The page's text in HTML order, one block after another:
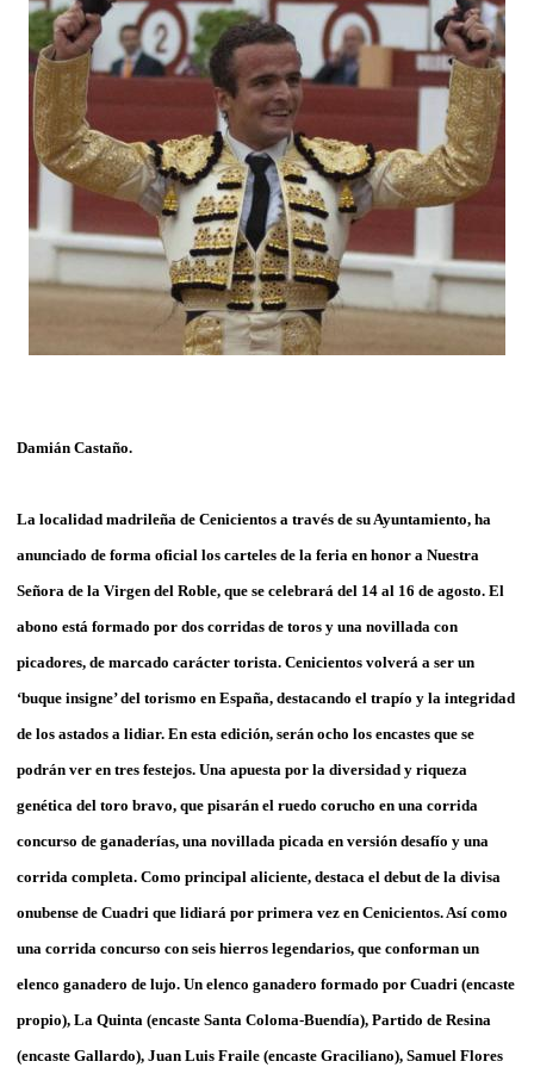
Damián Castaño.
La localidad madrileña de Cenicientos a través de su Ayuntamiento, ha
anunciado de forma oficial los carteles de la feria en honor a Nuestra
Señora de la Virgen del Roble, que se celebrará del 14 al 16 de agosto. El
abono está formado por dos corridas de toros y una novillada con
picadores, de marcado carácter torista. Cenicientos volverá a ser un
‘buque insigne’ del torismo en España, destacando el trapío y la integridad
de los astados a lidiar. En esta edición, serán ocho los encastes que se
podrán ver en tres festejos. Una apuesta por la diversidad y riqueza
genética del toro bravo, que pisarán el ruedo corucho en una corrida
concurso de ganaderías, una novillada picada en versión desafío y una
corrida completa. Como principal aliciente, destaca el debut de la divisa
onubense de Cuadri que lidiará por primera vez en Cenicientos. Así como
una corrida concurso con seis hierros legendarios, que conforman un
elenco ganadero de lujo. Un elenco ganadero formado por Cuadri (encaste
propio), La Quinta (encaste Santa Coloma-Buendía), Partido de Resina
(encaste Gallardo), Juan Luis Fraile (encaste Graciliano), Samuel Flores